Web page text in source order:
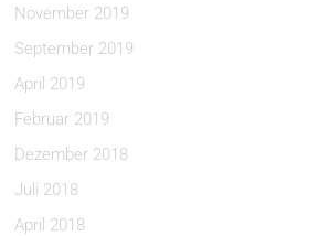
November 2019
September 2019
April 2019
Februar 2019
Dezember 2018
Juli 2018
April 2018